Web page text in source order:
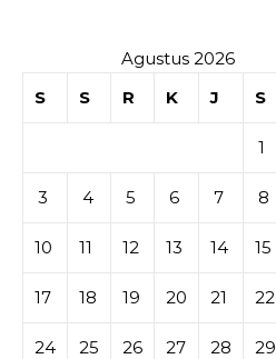
Agustus 2026
S
S R K J S
1
3 4 5 6 7 8
10 11 12 13 14 15
17 18 19 20 21 22
24 25 26 27 28 29